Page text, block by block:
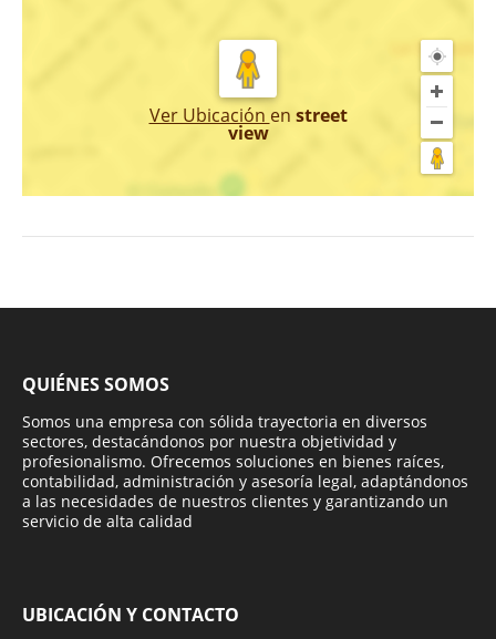
Ver Ubicación en street
view
QUIÉNES SOMOS
Somos una empresa con sólida trayectoria en diversos
sectores, destacándonos por nuestra objetividad y
profesionalismo. Ofrecemos soluciones en bienes raíces,
contabilidad, administración y asesoría legal, adaptándonos
a las necesidades de nuestros clientes y garantizando un
servicio de alta calidad
UBICACIÓN Y CONTACTO